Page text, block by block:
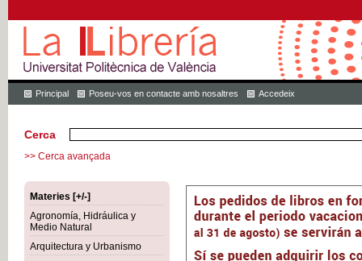
Principal Poseu-vos en contacte amb nosaltres Accedeix
Cerca
>> Cerca avançada
Materies [+/-]
Agronomía, Hidráulica y
Medio Natural
Arquitectura y Urbanismo